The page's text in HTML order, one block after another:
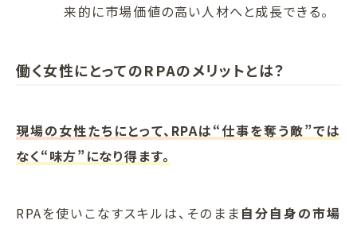
来的に市場価値の高い人材へと成長できる。
働く女性にとってのRPAのメリットとは？
現場の女性たちにとって、RPAは“仕事を奪う敵”では
なく“味方”になり得ます。
RPAを使いこなすスキルは、そのまま 自分自身の市場